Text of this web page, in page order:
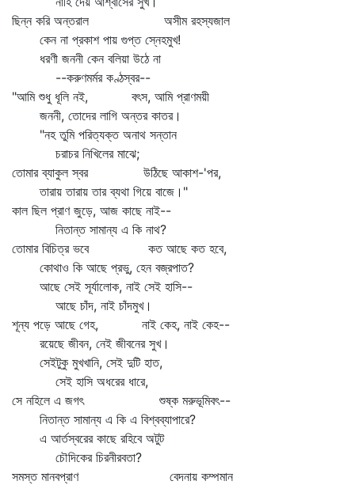
ছিন্ন করি অন্তরাল অসীম রহস্যজাল
কেন না প্রকাশ পায় গুপ্ত স্নেহমুখ!
ধরণী জননী কেন বলিয়া উঠে না
--করুণমর্মর কণ্ঠস্বর--
"আমি শুধু ধূলি নই, বৎস, আমি প্রাণময়ী
জননী, তোদের লাগি অন্তর কাতর।
"নহ তুমি পরিত্যক্ত অনাথ সন্তান
চরাচর নিখিলের মাঝে;
তোমার ব্যাকুল স্বর উঠিছে আকাশ-'পর,
তারায় তারায় তার ব্যথা গিয়ে বাজে।"
কাল ছিল প্রাণ জুড়ে, আজ কাছে নাই--
নিতান্ত সামান্য এ কি নাথ?
তোমার বিচিত্র ভবে কত আছে কত হবে,
কোথাও কি আছে প্রভু, হেন বজ্রপাত?
আছে সেই সূর্যালোক, নাই সেই হাসি--
আছে চাঁদ, নাই চাঁদমুখ।
শূন্য পড়ে আছে গেহ, নাই কেহ, নাই কেহ--
রয়েছে জীবন, নেই জীবনের সুখ।
সেইটুকু মুখখানি, সেই দুটি হাত,
সেই হাসি অধরের ধারে,
সে নহিলে এ জগৎ শুষ্ক মরুভূমিবৎ--
নিতান্ত সামান্য এ কি এ বিশ্বব্যাপারে?
এ আর্তস্বরের কাছে রহিবে অটুট
চৌদিকের চিরনীরবতা?
সমস্ত মানবপ্রাণ বেদনায় কম্পমান